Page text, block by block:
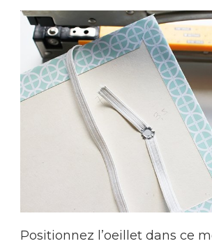
Positionnez l’oeillet dans ce